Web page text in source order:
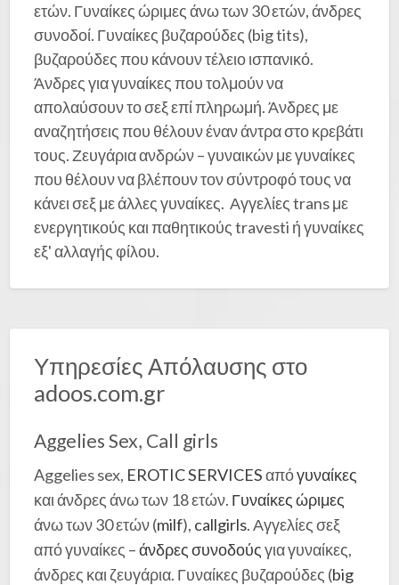
ετών. Γυναίκες ώριμες άνω των 30 ετών, άνδρες
συνοδοί. Γυναίκες βυζαρούδες (big tits),
βυζαρούδες που κάνουν τέλειο ισπανικό.
Άνδρες για γυναίκες που τολμούν να
απολαύσουν το σεξ επί πληρωμή. Άνδρες με
αναζητήσεις που θέλουν έναν άντρα στο κρεβάτι
τους. Ζευγάρια ανδρών – γυναικών με γυναίκες
που θέλουν να βλέπουν τον σύντροφό τους να
κάνει σεξ με άλλες γυναίκες. Αγγελίες trans με
ενεργητικούς και παθητικούς travesti ή γυναίκες
εξ' αλλαγής φίλου.
Υπηρεσίες Απόλαυσης στο
adoos.com.gr
Aggelies Sex, Call girls
Aggelies sex, EROTIC SERVICESαπόγυναίκες
και άνδρες άνω των 18 ετών. Γυναίκες ώριμες
άνω των 30 ετών (milf), callgirls. Αγγελίες σεξ
από γυναίκες –άνδρες συνοδούςγια γυναίκες,
άνδρες και ζευγάρια. Γυναίκες βυζαρούδες (big